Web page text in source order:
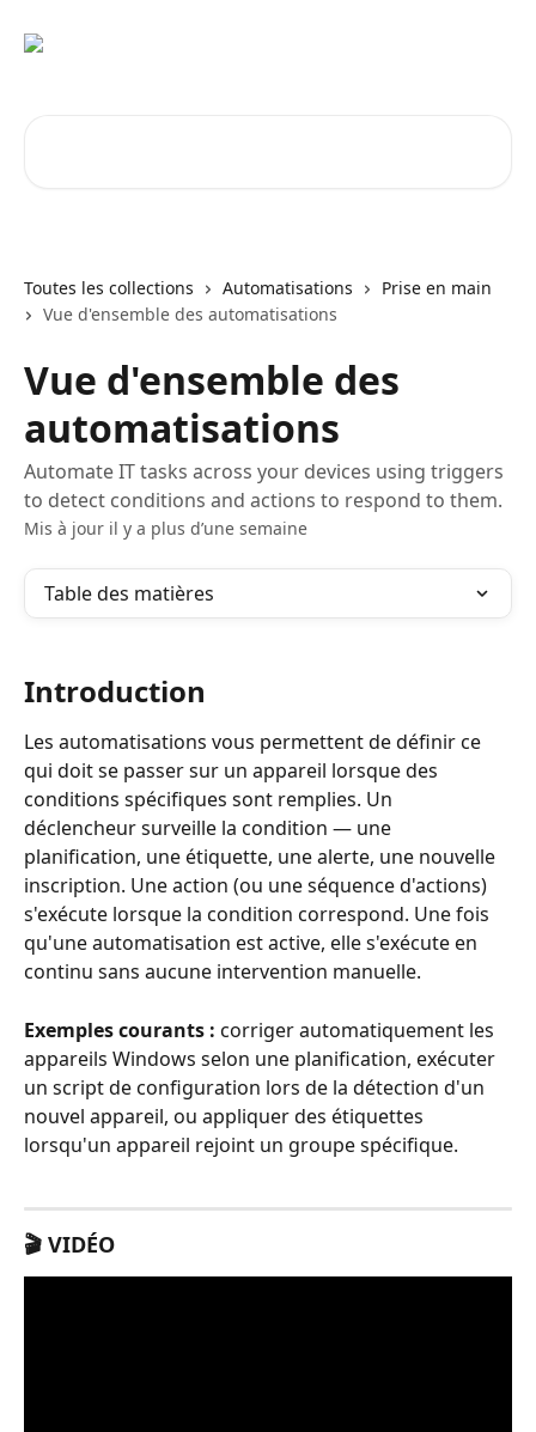
Toutes les collections Automatisations
Prise en main
Vue d'ensemble des automatisations
Vue d'ensemble des
automatisations
Automate IT tasks across your devices using triggers
to detect conditions and actions to respond to them.
Mis à jour il y a plus d’une semaine
Table des matières
Introduction
Les automatisations vous permettent de définir ce
qui doit se passer sur un appareil lorsque des
conditions spécifiques sont remplies. Un
déclencheur surveille la condition — une
planification, une étiquette, une alerte, une nouvelle
inscription. Une action (ou une séquence d'actions)
s'exécute lorsque la condition correspond. Une fois
qu'une automatisation est active, elle s'exécute en
continu sans aucune intervention manuelle.
Exemples courants : corriger automatiquement les
appareils Windows selon une planification, exécuter
un script de configuration lors de la détection d'un
nouvel appareil, ou appliquer des étiquettes
lorsqu'un appareil rejoint un groupe spécifique.
🎬 VIDÉO